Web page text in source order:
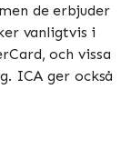
de erbjuder
vanligtvis i
och vissa
ICA ger också